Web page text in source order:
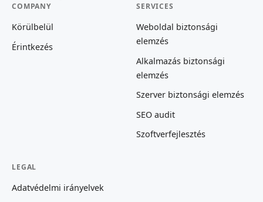
COMPANY
Körülbelül
Érintkezés
SERVICES
Weboldal biztonsági
elemzés
Alkalmazás biztonsági
elemzés
Szerver biztonsági elemzés
SEO audit
Szoftverfejlesztés
LEGAL
Adatvédelmi irányelvek